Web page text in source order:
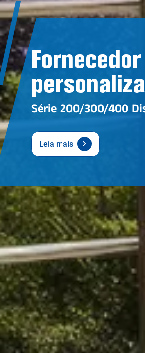
Série 200/300/400
Leia mais